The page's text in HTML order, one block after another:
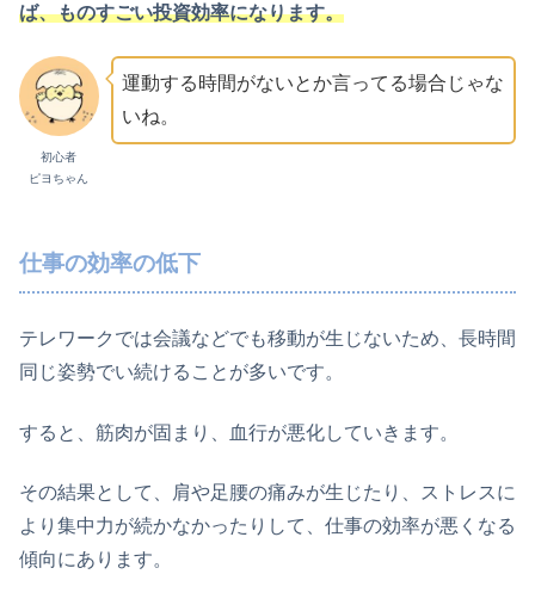
ば、ものすごい投資効率になります。
初心者
ピヨちゃん
運動する時間がないとか言ってる場合じゃな
いね。
仕事の効率の低下
テレワークでは会議などでも移動が生じないため、長時間
同じ姿勢でい続けることが多いです。
すると、筋肉が固まり、血行が悪化していきます。
その結果として、肩や足腰の痛みが生じたり、ストレスに
より集中力が続かなかったりして、仕事の効率が悪くなる
傾向にあります。